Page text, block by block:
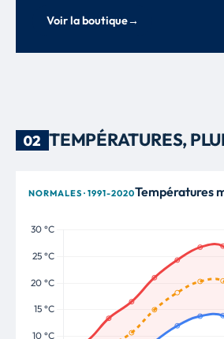
Voir la boutique→
02 TEMPÉRATURES,
NORMALES · 1991-2020Températures